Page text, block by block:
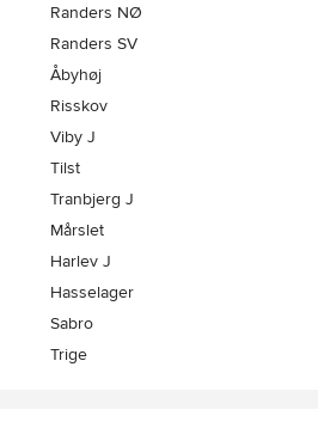
Randers NØ
Randers SV
Åbyhøj
Risskov
Viby J
Tilst
Tranbjerg J
Mårslet
Harlev J
Hasselager
Sabro
Trige